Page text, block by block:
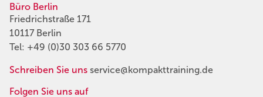
Büro Berlin
Friedrichstraße 171
10117 Berlin
Tel: +49 (0)30 303 66 5770
Schreiben Sie uns service@kompakttraining.de
Folgen Sie uns auf